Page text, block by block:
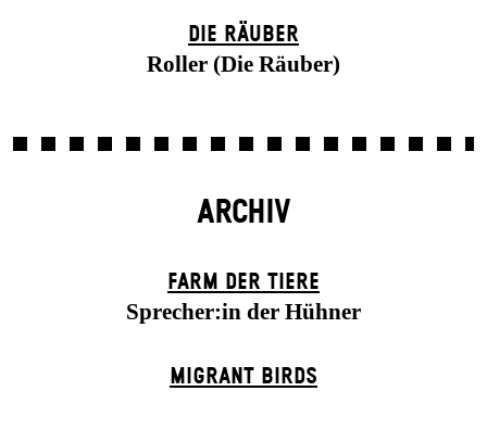
DIE RÄUBER
Roller (Die Räuber)
ARCHIV
FARM DER TIERE
Sprecher:in der Hühner
MIGRANT BIRDS